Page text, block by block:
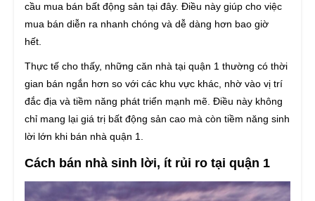
cầu mua bán bất động sản tại đây. Điều này giúp cho việc
mua bán diễn ra nhanh chóng và dễ dàng hơn bao giờ
hết.
Thực tế cho thấy, những căn nhà tại quận 1 thường có thời
gian bán ngắn hơn so với các khu vực khác, nhờ vào vị trí
đắc địa và tiềm năng phát triển mạnh mẽ. Điều này không
chỉ mang lại giá trị bất động sản cao mà còn tiềm năng sinh
lời lớn khi bán nhà quận 1.
Cách bán nhà sinh lời, ít rủi ro tại quận 1